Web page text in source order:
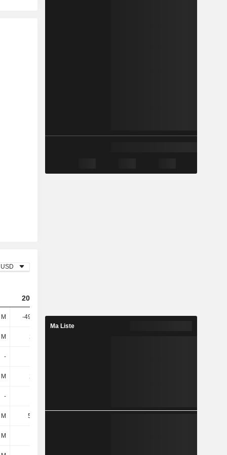
USD
2023
-49,47 M 109 M -663 M
247 M
-
252 M
-
5,34 M
Ma Liste